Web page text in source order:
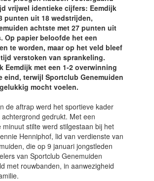
vrijwel identieke cijfers: Eemdijk
punten uit 18 wedstrijden,
achtste met 27 punten uit
Op papier beloofde het een
te worden, maar op het veld bleef
verstoken van sprankeling.
Eemdijk met een 1-2 overwinning
eind, terwijl Sportclub Genemuiden
mocht voelen.
de aftrap werd het sportieve kader
gedrukt. Met een
minuut stilte werd stilgestaan bij het
Henniphof, lid van verdienste van
die op 9 januari jongstleden
van Sportclub Genemuiden
met rouwbanden, in aanwezigheid